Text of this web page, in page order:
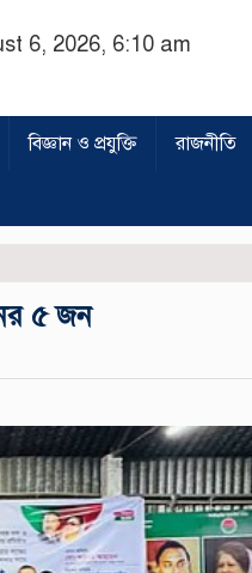
6, 2026, 6:10 am
বিজ্ঞান ও প্রযুক্তি রাজনীতি
৫ জন